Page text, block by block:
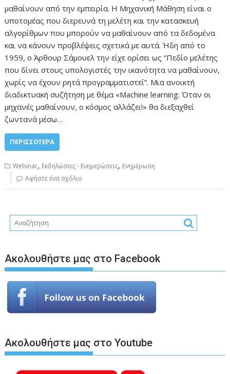
μαθαίνουν από την εμπειρία. Η Μηχανική Μάθηση είναι ο
υποτομέας που διερευνά τη μελέτη και την κατασκευή
αλγορίθμων που μπορούν να μαθαίνουν από τα δεδομένα
και να κάνουν προβλέψεις σχετικά με αυτά. Ήδη από το
1959, ο Άρθουρ Σάμουελ την είχε ορίσει ως “Πεδίο μελέτης
που δίνει στους υπολογιστές την ικανότητα να μαθαίνουν,
χωρίς να έχουν ρητά προγραμματιστεί”. Μια ανοικτή
διαδικτυακή συζήτηση με θέμα «Machine learning: Όταν οι
μηχανές μαθαίνουν, ο κόσμος αλλάζει!» θα διεξαχθεί
ζωντανά μέσω…
ΠΕΡΙΣΣΌΤΕΡΑ
Webinar, Εκδηλώσεις - Ενημερώσεις, Ενημέρωση
Αφήστε ένα σχόλιο
Ακολουθήστε μας στο Facebook
Ακολουθήστε μας στο Youtube